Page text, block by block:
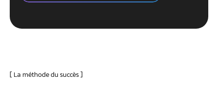
La méthode du succès